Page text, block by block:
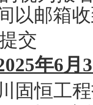
以邮箱
交
年6月
固恒工